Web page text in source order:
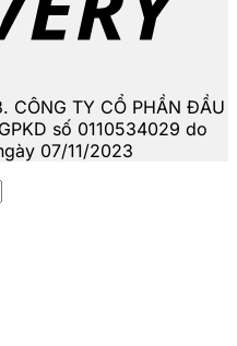
TY CỔ PHẦN ĐẦU
số 0110534029 do
07/11/2023